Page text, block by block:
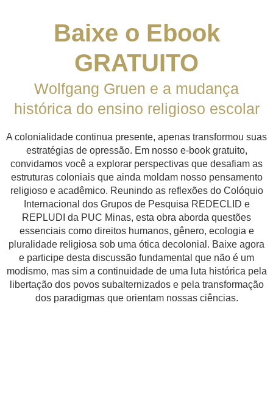
Baixe o Ebook
GRATUITO
Wolfgang Gruen e a mudança
histórica do ensino religioso escolar
A colonialidade continua presente, apenas transformou suas
estratégias de opressão. Em nosso e-book gratuito,
convidamos você a explorar perspectivas que desafiam as
estruturas coloniais que ainda moldam nosso pensamento
religioso e acadêmico. Reunindo as reflexões do Colóquio
Internacional dos Grupos de Pesquisa REDECLID e
REPLUDI da PUC Minas, esta obra aborda questões
essenciais como direitos humanos, gênero, ecologia e
pluralidade religiosa sob uma ótica decolonial. Baixe agora
e participe desta discussão fundamental que não é um
modismo, mas sim a continuidade de uma luta histórica pela
libertação dos povos subalternizados e pela transformação
dos paradigmas que orientam nossas ciências.